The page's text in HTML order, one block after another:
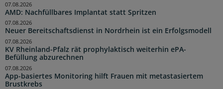
AMD: Nachfüllbares Implantat statt Spritzen
07.08.2026
Neuer Bereitschaftsdienst in Nordrhein ist ein Erfolgsmodell
07.08.2026
KV Rheinland-Pfalz rät prophylaktisch weiterhin ePA-
Befüllung abzurechnen
07.08.2026
App-basiertes Monitoring hilft Frauen mit metastasiertem
Brustkrebs
07.08.2026